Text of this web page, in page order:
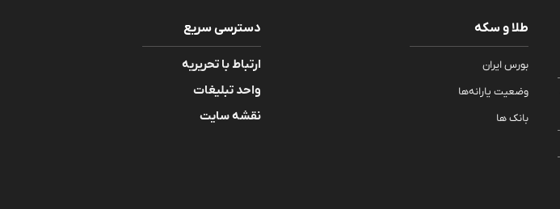
طلا و سکه
بورس ایران
وضعیت یارانه‌ها
بانک ها
دسترسی سریع
ارتباط با تحریریه
واحد تبلیغات
نقشه سایت